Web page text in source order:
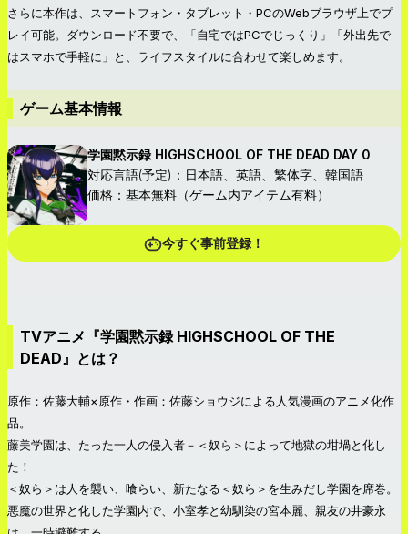
さらに本作は、スマートフォン・タブレット・PCのWebブラウザ上でプ
レイ可能。ダウンロード不要で、「自宅ではPCでじっくり」「外出先で
はスマホで手軽に」と、ライフスタイルに合わせて楽しめます。
ゲーム基本情報
学園黙示録 HIGHSCHOOL OF THE DEAD DAY 0
対応言語(予定)：日本語、英語、繁体字、韓国語
価格：基本無料（ゲーム内アイテム有料）
今すぐ事前登録！
TVアニメ『学園黙示録 HIGHSCHOOL OF THE
DEAD』とは？
原作：佐藤大輔×原作・作画：佐藤ショウジによる人気漫画のアニメ化作
品。
藤美学園は、たった一人の侵入者－＜奴ら＞によって地獄の坩堝と化し
た！
＜奴ら＞は人を襲い、喰らい、新たなる＜奴ら＞を生みだし学園を席巻。
悪魔の世界と化した学園内で、小室孝と幼馴染の宮本麗、親友の井豪永